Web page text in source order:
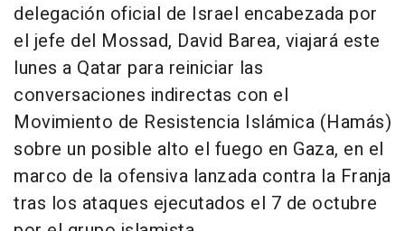
delegación oficial de Israel encabezada por
el jefe del Mossad, David Barea, viajará este
lunes a Qatar para reiniciar las
conversaciones indirectas con el
Movimiento de Resistencia Islámica (Hamás)
sobre un posible alto el fuego en Gaza, en el
marco de la ofensiva lanzada contra la Franja
tras los ataques ejecutados el 7 de octubre